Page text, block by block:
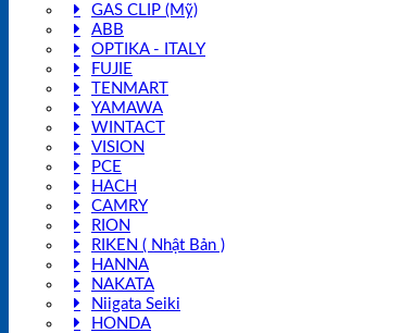
GAS CLIP (Mỹ)
ABB
OPTIKA - ITALY
FUJIE
TENMART
YAMAWA
WINTACT
VISION
PCE
HACH
CAMRY
RION
RIKEN ( Nhật Bản )
HANNA
NAKATA
Niigata Seiki
HONDA